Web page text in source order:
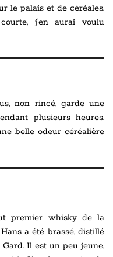
le palais et de céréales.
j’en aurai voulu
non rincé, garde une
plusieurs heures.
belle odeur céréalière
premier whisky de la
a été brassé, distillé
Il est un peu jeune,